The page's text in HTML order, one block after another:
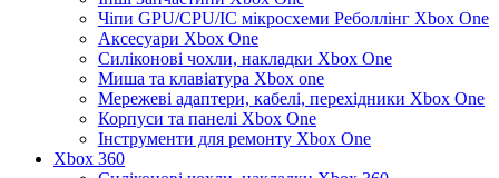
Чіпи GPU/CPU/IC мікросхеми Реболлінг Xbox One
Аксесуари Xbox One
Силіконові чохли, накладки Xbox One
Миша та клавіатура Xbox one
Мережеві адаптери, кабелі, перехідники Xbox One
Корпуси та панелі Xbox One
Інструменти для ремонту Xbox One
Xbox 360